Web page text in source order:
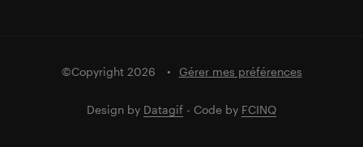
©Copyright 2026 Gérer mes préférences
Design by Datagif - Code by FCINQ